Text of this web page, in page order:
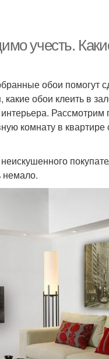
учесть.
обои помогут
обои клеить в
комнату в квартире
немало.